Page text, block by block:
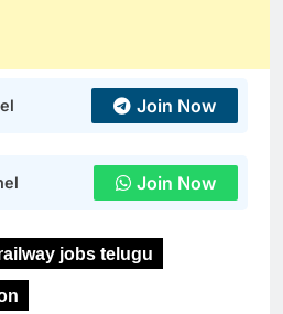
Join Now
Join Now
jobs telugu